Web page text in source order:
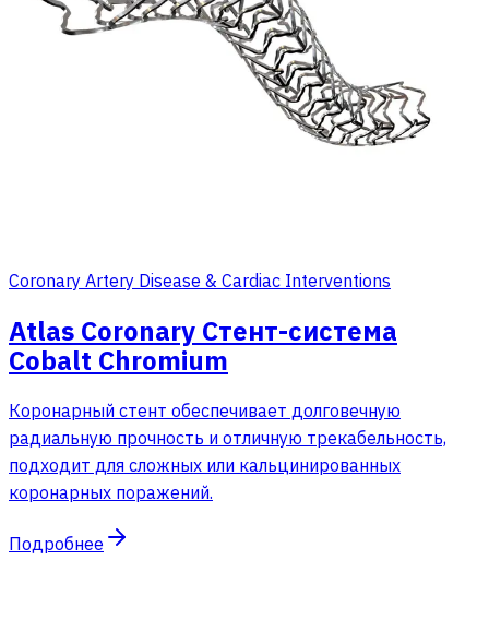
Coronary Artery Disease & Cardiac Interventions
Atlas Coronary Стент-система
Cobalt Chromium
Коронарный стент обеспечивает долговечную
радиальную прочность и отличную трекабельность,
подходит для сложных или кальцинированных
коронарных поражений.
Подробнее